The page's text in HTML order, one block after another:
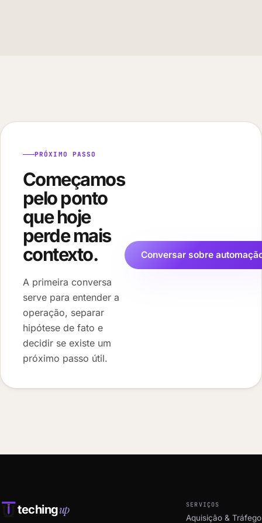
PRÓXIMO PASSO
Começamos
pelo ponto
que hoje
perde mais
contexto.
A primeira conversa
serve para entender a
operação, separar
hipótese de fato e
decidir se existe um
próximo passo útil.
Conversar sobre
techingup SERVIÇOS
Aquisição & Tráfego